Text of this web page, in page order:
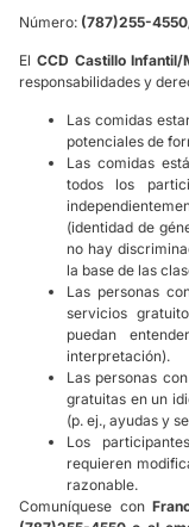
Número: (787)255-
El CCD Castillo Infantil/
responsabilidades y
Las comidas
potenciales de
Las comidas
todos los
(identidad de
no hay
la base de las
Las personas
servicios
puedan
interpretación).
Las personas
gratuitas en un
(p. ej., ayudas y
Los
requieren
razonable.
Comuníquese con